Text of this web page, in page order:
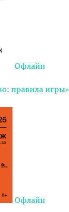
Офлайн
правила игры»
Офлайн